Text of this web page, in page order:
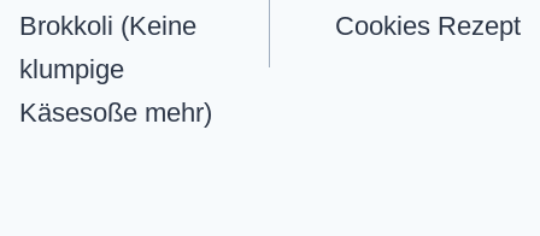
Brokkoli (Keine
klumpige
Käsesoße mehr)
Cookies Rezept